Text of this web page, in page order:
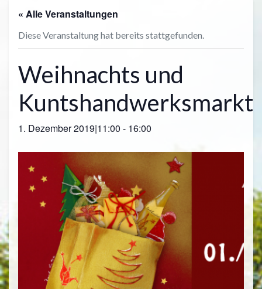
« Alle Veranstaltungen
Diese Veranstaltung hat bereits stattgefunden.
Weihnachts und
Kuntshandwerksmarkt
1. Dezember 2019|11:00 - 16:00